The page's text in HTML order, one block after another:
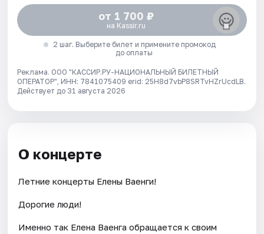
от 1 700 ₽
на Kassir.ru
2 шаг. Выберите билет и примените промокод
до оплаты
Реклама. ООО "КАССИР.РУ-НАЦИОНАЛЬНЫЙ БИЛЕТНЫЙ
ОПЕРАТОР", ИНН: 7841075409 erid: 25H8d7vbP8SRTvHZrUcdLB.
Действует до 31 августа 2026
О концерте
Летние концерты Елены Ваенги!
Дорогие люди!
Именно так Елена Ваенга обращается к своим